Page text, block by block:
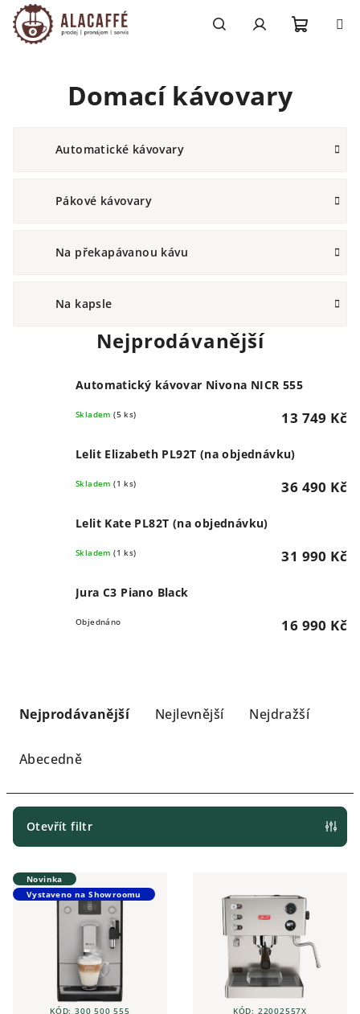
Přejít
na
obsah
Domací kávovary
Automatické kávovary
Pákové kávovary
Na překapávanou kávu
Na kapsle
Nejprodávanější
Automatický kávovar Nivona NICR 555
Skladem(5 ks) 13 749 Kč
Lelit Elizabeth PL92T (na objednávku)
Skladem(1 ks) 36 490 Kč
Lelit Kate PL82T (na objednávku)
Skladem(1 ks) 31 990 Kč
Jura C3 Piano Black
Objednáno 16 990 Kč
í
r
o
d
Nejprodávanější Nejlevnější Nejdražší
Abecedně
Otevřít filtr
V
ý
Novinka
Vystaveno na Showroomu
KÓD:300 500 555 KÓD: 22002557X